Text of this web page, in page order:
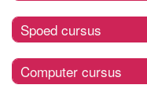
Spoed cursus
Computer cursus